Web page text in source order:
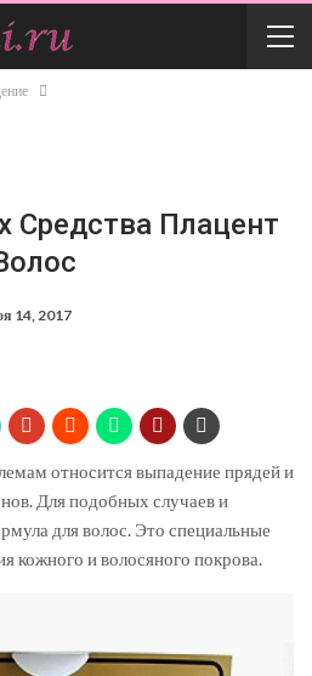
Средства Плацент
14, 2017
относится выпадение прядей и
Для подобных случаев и
для волос. Это специальные
кожного и волосяного покрова.